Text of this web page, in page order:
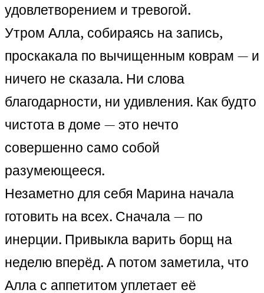
удовлетворением и тревогой.
Утром Алла, собираясь на запись,
проскакала по вычищенным коврам — и
ничего не сказала. Ни слова
благодарности, ни удивления. Как будто
чистота в доме — это нечто
совершенно само собой
разумеющееся.
Незаметно для себя Марина начала
готовить на всех. Сначала — по
инерции. Привыкла варить борщ на
неделю вперёд. А потом заметила, что
Алла с аппетитом уплетает её